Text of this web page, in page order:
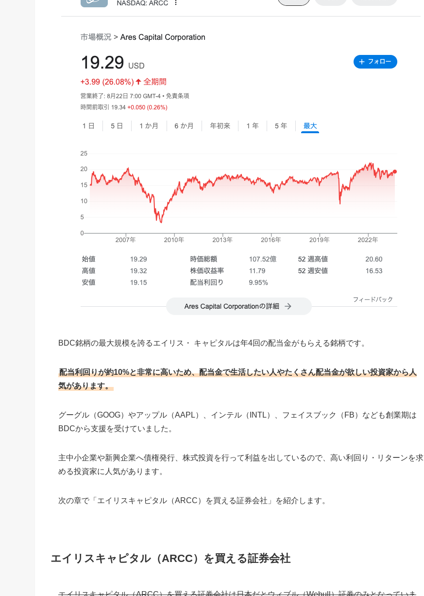
BDC銘柄の最大規模を誇るエイリス・ キャピタルは年4回の配当金がもらえる銘柄です。
配当利回りが約10%と非常に高いため、配当金で生活したい人やたくさん配当金が欲しい投資家から人
気があります。
グーグル（GOOG）やアップル（AAPL）、インテル（INTL）、フェイスブック（FB）なども創業期は
BDCから支援を受けていました。
主中小企業や新興企業へ債権発行、株式投資を行って利益を出しているので、高い利回り・リターンを求
める投資家に人気があります。
次の章で「エイリスキャピタル（ARCC）を買える証券会社」を紹介します。
エイリスキャピタル（ARCC）を買える証券会社
エイリスキャピタル（ARCC）を買える証券会社は日本だとウィブル（Webull）証券のみとなっていま